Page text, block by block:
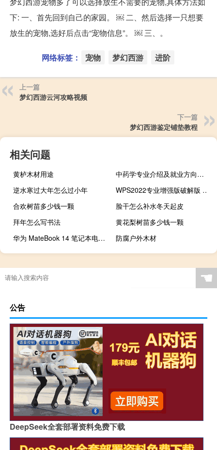
下: 一、首先回到自己的家园。 ￼ 二、然后选择一只想要
放生的宠物,选好后点击“宠物信息”。 ￼ 三、。
网络标签： 宠物 梦幻西游 进阶
上一篇
梦幻西游云河攻略视频
下一篇
梦幻西游鉴定铺垫教程
相关问题
黄栌木材用途
中药学专业介绍及就业方向女生 中药学专业介绍及就业方向
逆水寒过大年怎么过小年
WPS2022专业增强版破解版 V11.8.2.11739 永久激活码版（WPS2022专业增强版破解版 V11.8.2.11739 永久激活码版功能简介）
合欢树苗多少钱一颗
脸干怎么补水冬天起皮
拜年怎么写书法
黄花梨树苗多少钱一颗
华为 MateBook 14 笔记本电脑评测
防腐户外木材
☚
公告
DeepSeek全套部署资料免费下载